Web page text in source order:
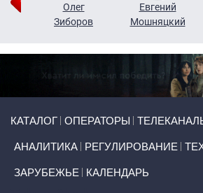
Олег
Зиборов
Евгений
Мошняцкий
КАТАЛОГ ОПЕРАТОРЫ
АНАЛИТИКА РЕГУЛИРОВАНИЕ
ЗАРУБЕЖЬЕ КАЛЕНДАРЬ